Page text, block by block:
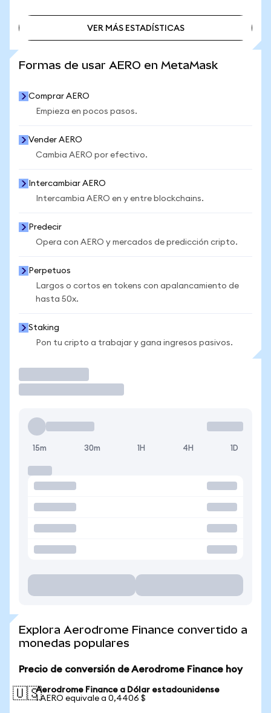
VER MÁS ESTADÍSTICAS
Formas de usar AERO en MetaMask
Comprar AERO
Empieza en pocos pasos.
Vender AERO
Cambia AERO por efectivo.
Intercambiar AERO
Intercambia AERO en y entre blockchains.
Predecir
Opera con AERO y mercados de predicción cripto.
Perpetuos
Largos o cortos en tokens con apalancamiento de
hasta 50x.
Staking
Pon tu cripto a trabajar y gana ingresos pasivos.
15m 30m 1H 4H 1D
Explora Aerodrome Finance convertido a
monedas populares
Precio de conversión de Aerodrome Finance hoy
🇺🇸Aerodrome Finance a Dólar estadounidense
1 AERO equivale a 0,4406 $